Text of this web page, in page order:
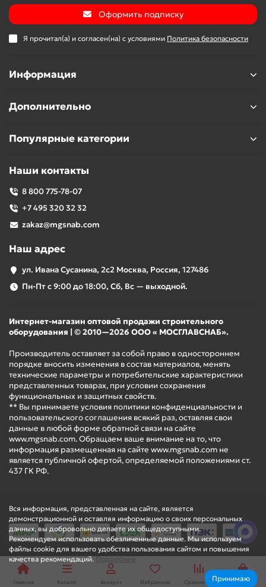
Вся информация, представленная на сайте, является
демонстрационной и оставляя информацию о своих персональных
данных, вы добровольно делаете их общедоступными.
Рекомендуем использовать обезличенные данные. Мы используем
файлы cookie для вашего удобства пользования сайтом и повышения
качества рекомендаций.Подробнее
Принимаю
Оформить подписку
Я прочитал(а) и согласен(на) с условиями Политика безопасности
Информация
Дополнительно
Популярные категории
Наши контакты
8 800 775-78-07
+7 495 320 32 32
zakaz@mgsnab.com
Наш адрес
ул. Ивана Сусанина, 2с2 Москва, Россия, 127486
Пн-Пт с 9:00 до 18:00, Сб, Вс — выходной.
Интернет-магазин оптовой продажи строительного
оборудования | © 2010—2026 ООО « МОСГЛАВСНАБ».
Производитель оставляет за собой право в одностороннем
порядке вносить изменения в состав материалов, менять
технические параметры и потребительские характеристики
представленных товарах, при условии сохранения
функциональных и защитных свойств.
** Вы принимаете условия политики конфиденциальности и
пользовательского соглашения всякий раз, оставляя свои
данные в любой форме обратной связи на сайте
www.mgsnab.com. Обращаем ваше внимание на то, что
информация размещенная на сайте www.mgsnab.com не
является публичной офертой, определяемой положениями ст.
437 ГК РФ.
Главная Каталог Аккаунт Избранное Сравнение Корзина